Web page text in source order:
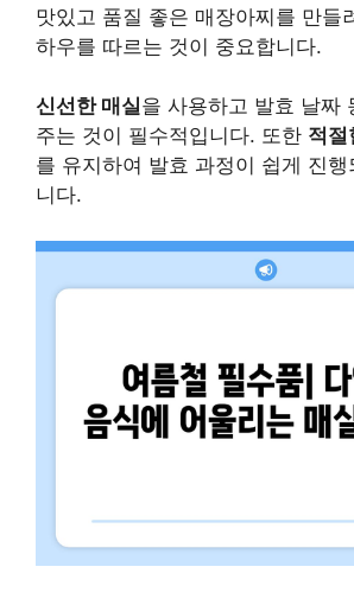
맛있고 품질 좋은 매장아찌를 만들
하우를 따르는 것이 중요합니다.
신선한 매실을 사용하고 발효 날짜
주는 것이 필수적입니다. 또한 적절
를 유지하여 발효 과정이 쉽게 진
니다.